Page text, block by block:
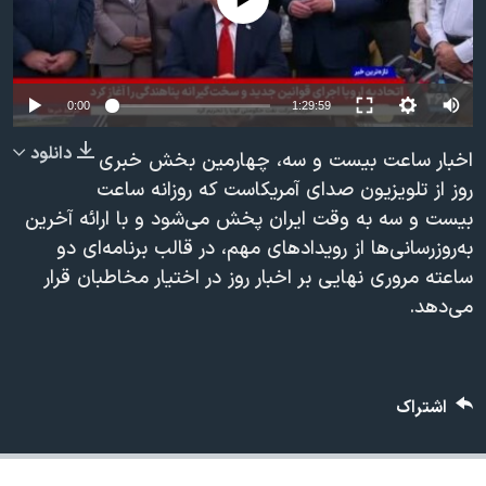
فرهنگ و زندگی
حقوق شهروندی
اقتصادی
اسرائیل در جنگ
گالری عکس
آرشیو پخش زنده
مستندها
انتخابات ریاست جمهوری آمریکا ۲۰۲۴
حمله جمهوری اسلامی به اسرائیل
ورزش زنان در ایران
اعتراضات زن، زندگی، آزادی
مجموعه مستندهای دادخواهی
تریبونال مردمی آبان ۹۸
قانون شفافیت دارائی کادر رهبری ایران
اعتراضات مردمی آبان ۹۸
دنبال کنید
زبانهای مختلف
Auto
240p
360p
480p
720p
1080p
0:00 1:29:59
480p
720p
دانلود
اخبار ساعت بیست و سه، چهارمین بخش خبری
روز از تلویزیون صدای آمریکاست که روزانه ساعت
بیست و سه به وقت ایران پخش می‌شود و با ارائه آخرین
به‌روزرسانی‌ها از رویدادهای مهم، در قالب برنامه‌ای دو
ساعته مروری نهایی بر اخبار روز در اختیار مخاطبان قرار
می‌دهد.
اشتراک